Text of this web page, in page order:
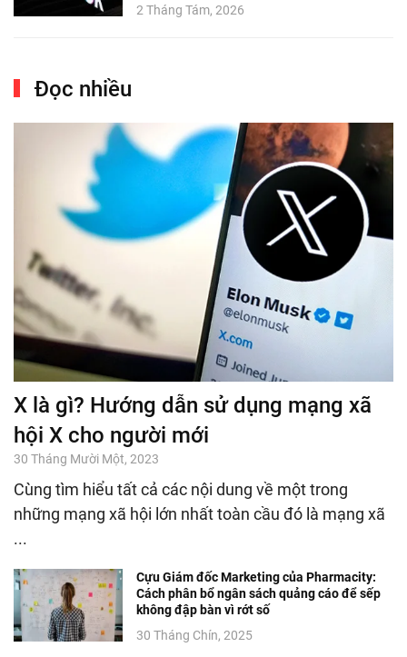
2 Tháng Tám, 2026
Đọc nhiều
X là gì? Hướng dẫn sử dụng mạng xã
hội X cho người mới
30 Tháng Mười Một, 2023
Cùng tìm hiểu tất cả các nội dung về một trong
những mạng xã hội lớn nhất toàn cầu đó là mạng xã
...
Cựu Giám đốc Marketing của Pharmacity:
Cách phân bổ ngân sách quảng cáo để sếp
không đập bàn vì rớt số
30 Tháng Chín, 2025